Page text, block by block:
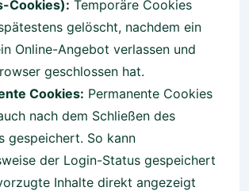
Cookies): Temporäre Cookies
gelöscht, nachdem ein
Online-Angebot verlassen und
geschlossen hat.
Cookies: Permanente Cookies
nach dem Schließen des
gespeichert. So kann
der Login-Status gespeichert
Inhalte direkt angezeigt